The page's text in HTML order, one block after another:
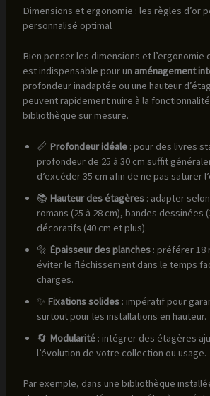
Dimensions et ergonomie : les règles d’or
personnalisé optimal
Bien penser les dimensions et l’ergonomie
est indispensable pour un aménagement
profondeur inadaptée ou une hauteur
peuvent rapidement nuire à la
bibliothèque sur mesure.
📏 Profondeur idéale: pour des livres
profondeur de 25 à 30 cm suffit
d’excéder 35 cm afin de ne pas saturer
📚 Hauteur des étagères: adapter
romans (25 à 28 cm), bandes dessinées
décoratifs (40 cm et plus).
🔩 Épaisseur des planches: préférer 18
éviter le fléchissement dans le temps
charges.
✨ Fixations solides: impératif pour
surtout pour les installations en hauteur.
🔄 Modularité: intégrer des étagères
l’évolution de votre collection ou usage.
Par exemple, dans une bibliothèque